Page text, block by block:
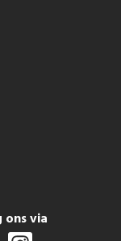
ons via